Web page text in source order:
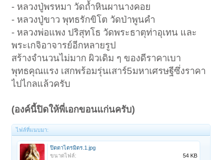
- หลวงปู่พรหมา วัดถ้ำหินผานางคอย
- หลวงปู่ขาว พุทธรักขิโต วัดป่าพูนคำ
- หลวงพ่อแพง ปริสุทโธ วัดพระธาตุท่าอุเทน และ
พระเกจิอาจารย์อีกหลายรูป
สร้างจำนวนไม่มาก ผิวเดิม ๆ ของดีราคาเบา
พุทธคุณแรง เสกพร้อมรุ่นเสาร์5มหาเศรษฐีซึ่งราคา
ไปไกลแล้วครับ
(องค์นี้ปิดให้พี่เอกขอนแก่นครับ)
ไฟล์ที่แนบมา:
ปิดตาไตรมิตร.1.jpg
ขนาดไฟล์:
54 KB